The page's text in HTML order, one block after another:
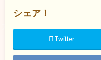
シェア！
Twitter